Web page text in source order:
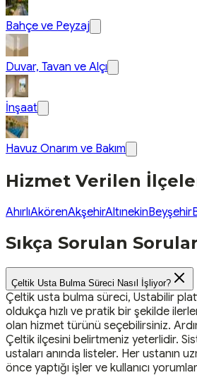
Bahçe ve Peyzaj
Duvar, Tavan ve Alçı
İnşaat
Havuz Onarım ve Bakım
Hizmet Verilen
AhırlıAkörenAkşehirAltınekinBeyşehir
Sıkça Sorulan Sorular
Çeltik Usta Bulma Süreci Nasıl İşliyor?
Çeltik usta bulma süreci, Ustabilir
oldukça hızlı ve pratik bir şekilde
olan hizmet türünü seçebilirsiniz.
Çeltik ilçesini belirtmeniz yeterlidir.
ustaları anında listeler. Her ustanın
önce yaptığı işler ve kullanıcı